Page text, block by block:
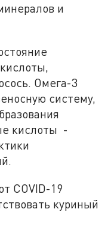
и
Омега-3
систему,
кислоты -
COVID-19
куриный